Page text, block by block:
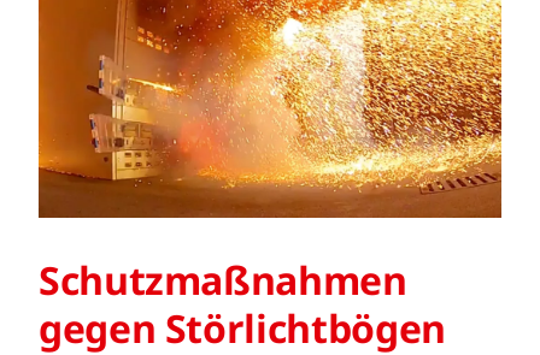
Schutz­maßnahmen
gegen Störlichtbögen